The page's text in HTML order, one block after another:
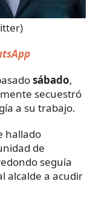
sábado,
secuestró
a su trabajo.
hallado
de
seguía
alcalde a acudir